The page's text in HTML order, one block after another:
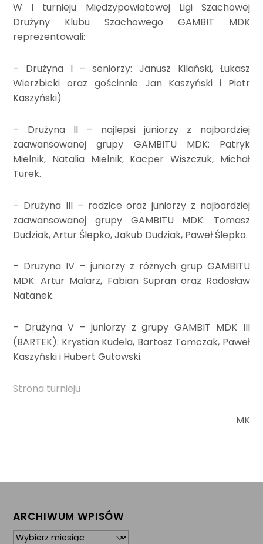
W I turnieju Międzypowiatowej Ligi Szachowej
Drużyny Klubu Szachowego GAMBIT MDK
reprezentowali:
– Drużyna I – seniorzy: Janusz Kilański, Łukasz
Wierzbicki oraz gościnnie Jan Kaszyński i Piotr
Kaszyński)
– Drużyna II – najlepsi juniorzy z najbardziej
zaawansowanej grupy GAMBITU MDK: Patryk
Mielnik, Natalia Mielnik, Kacper Wiszczuk, Michał
Turek.
– Drużyna III – rodzice oraz juniorzy z najbardziej
zaawansowanej grupy GAMBITU MDK: Tomasz
Dudziak, Artur Ślepko, Jakub Dudziak, Paweł Ślepko.
– Drużyna IV – juniorzy z różnych grup GAMBITU
MDK: Artur Malarz, Fabian Supran oraz Radosław
Natanek.
– Drużyna V – juniorzy z grupy GAMBIT MDK III
(BARTEK): Krystian Kudela, Bartosz Tomczak, Paweł
Kaszyński i Hubert Gutowski.
Strona turnieju
MK
ARCHIWUM WPISÓW
Archiwum